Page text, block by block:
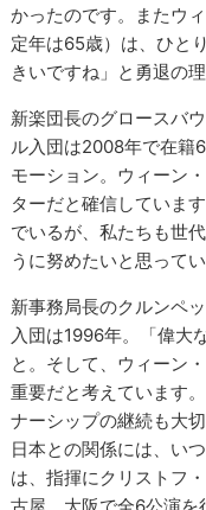
かったのです。またウ
定年は65歳）は、ひと
きいですね」と勇退の理
新楽団長のグロースバ
ル入団は2008年で在籍
モーション。ウィーン
ターだと確信していま
でいるが、私たちも世
うに努めたいと思って
新事務局長のクルンペ
入団は1996年。「偉大
と。そして、ウィーン
重要だと考えています
ナーシップの継続も大
日本との関係には、い
は、指揮にクリストフ